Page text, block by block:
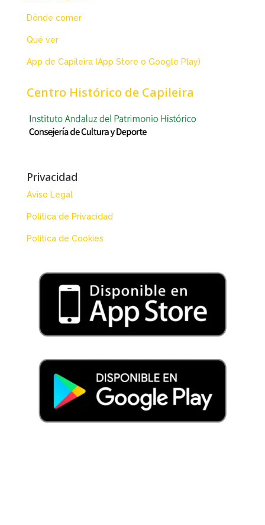
Dónde comer
Qué ver
App de Capileira (App Store o Google Play)
Centro Histórico de Capileira
Privacidad
Aviso Legal
Política de Privacidad
Política de Cookies